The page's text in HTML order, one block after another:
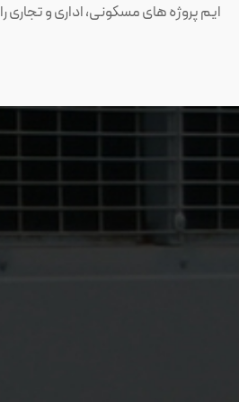
ایم پروژه های مسکونی، اداری و تجاری